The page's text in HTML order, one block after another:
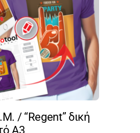
/ “Regent” δική
A3